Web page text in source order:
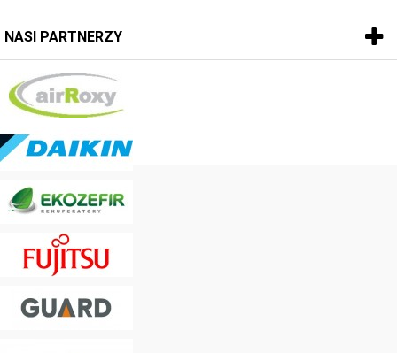
NASI PARTNERZY